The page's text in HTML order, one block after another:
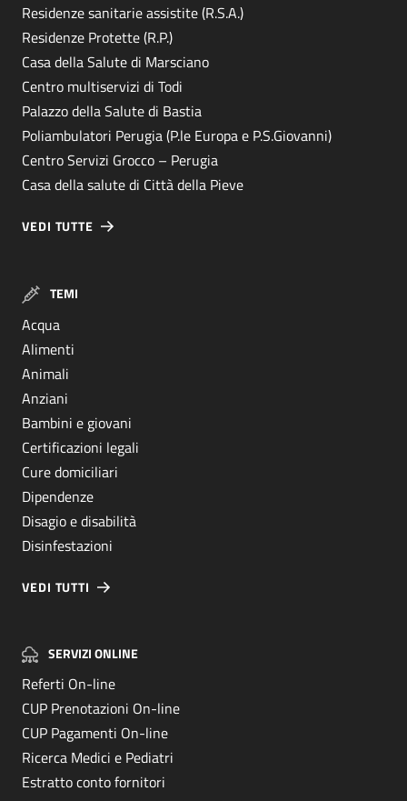
Residenze sanitarie assistite (R.S.A.)
Residenze Protette (R.P.)
Casa della Salute di Marsciano
Centro multiservizi di Todi
Palazzo della Salute di Bastia
Poliambulatori Perugia (P.le Europa e P.S.Giovanni)
Centro Servizi Grocco – Perugia
Casa della salute di Città della Pieve
VEDI TUTTE
TEMI
Acqua
Alimenti
Animali
Anziani
Bambini e giovani
Certificazioni legali
Cure domiciliari
Dipendenze
Disagio e disabilità
Disinfestazioni
VEDI TUTTI
SERVIZI ONLINE
Referti On-line
CUP Prenotazioni On-line
CUP Pagamenti On-line
Ricerca Medici e Pediatri
Estratto conto fornitori